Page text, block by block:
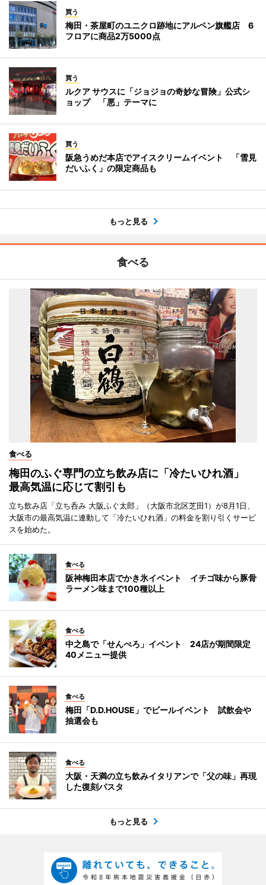
買う
梅田・茶屋町のユニクロ跡地にアルペン旗艦店 6
フロアに商品2万5000点
買う
ルクア サウスに「ジョジョの奇妙な冒険」公式シ
ョップ 「悪」テーマに
買う
阪急うめだ本店でアイスクリームイベント 「雪見
だいふく」の限定商品も
もっと見る
食べる
食べる
梅田のふぐ専門の立ち飲み店に「冷たいひれ酒」
最高気温に応じて割引も
立ち飲み店「立ち呑み 大阪ふぐ太郎」（大阪市北区芝田1）が8月1日、
大阪市の最高気温に連動して「冷たいひれ酒」の料金を割り引くサービ
スを始めた。
食べる
阪神梅田本店でかき氷イベント イチゴ味から豚骨
ラーメン味まで100種以上
食べる
中之島で「せんべろ」イベント 24店が期間限定
40メニュー提供
食べる
梅田「D.D.HOUSE」でビールイベント 試飲会や
抽選会も
食べる
大阪・天満の立ち飲みイタリアンで「父の味」再現
した復刻パスタ
もっと見る